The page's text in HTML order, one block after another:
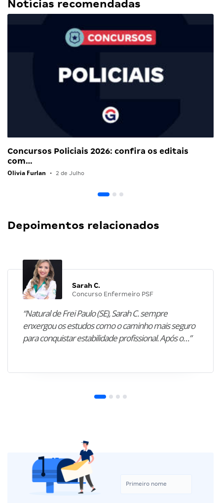
Notícias recomendadas
Concursos Policiais 2026: confira os editais
com…
Olivia Furlan • 2 de Julho
Depoimentos relacionados
Sarah C.
Concurso Enfermeiro PSF
“Natural de Frei Paulo (SE), Sarah C. sempre
enxergou os estudos como o caminho mais seguro
para conquistar estabilidade profissional. Após o…”